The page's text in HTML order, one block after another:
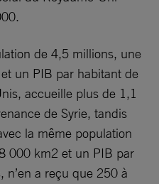
de 4,5 millions, une
un PIB par habitant de
accueille plus de 1,1
de Syrie, tandis
la même population
000 km2 et un PIB par
a reçu que 250 à